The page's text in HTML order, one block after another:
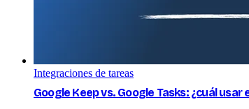
Integraciones de tareas
Google Keep vs. Google Tasks: ¿cuál usar